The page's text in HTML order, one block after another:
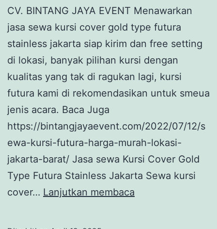
CV. BINTANG JAYA EVENT Menawarkan
jasa sewa kursi cover gold type futura
stainless jakarta siap kirim dan free setting
di lokasi, banyak pilihan kursi dengan
kualitas yang tak di ragukan lagi, kursi
futura kami di rekomendasikan untuk smeua
jenis acara. Baca Juga
https://bintangjayaevent.com/2022/07/12/s
ewa-kursi-futura-harga-murah-lokasi-
jakarta-barat/ Jasa sewa Kursi Cover Gold
Type Futura Stainless Jakarta Sewa kursi
cover… Lanjutkan membaca